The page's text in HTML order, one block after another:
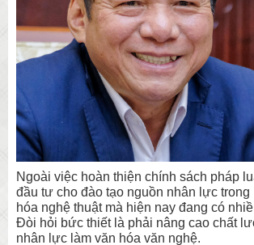
Ngoài việc hoàn thiện chính sách pháp
đầu tư cho đào tạo nguồn nhân lực
hóa nghệ thuật mà hiện nay đang có
Đòi hỏi bức thiết là phải nâng cao chất
nhân lực làm văn hóa văn nghệ.